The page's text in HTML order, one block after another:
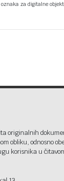
za digitalne
originalnih
obliku, odnosno
korisnika u